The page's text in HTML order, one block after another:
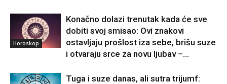
Horoskop
Konačno dolazi trenutak kada će sve
dobiti svoj smisao: Ovi znakovi
ostavljaju prošlost iza sebe, brišu suze
i otvaraju srce za novu ljubav –...
Tuga i suze danas, ali sutra trijumf: